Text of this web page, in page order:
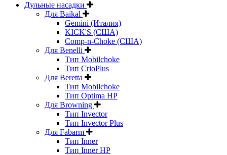
Дульные насадки
Для Baikal
Gemini (Италия)
KICK'S (США)
Comp-n-Choke (США)
Для Benelli
Тип Mobilchoke
Тип CrioPlus
Для Beretta
Тип Mobilchoke
Тип Optima HP
Для Browning
Тип Invector
Тип Invector Plus
Для Fabarm
Тип Inner
Тип Inner HP